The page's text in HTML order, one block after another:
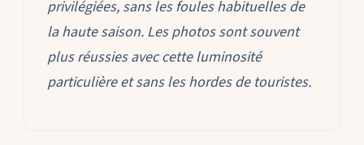
privilégiées, sans les foules habituelles de
la haute saison. Les photos sont souvent
plus réussies avec cette luminosité
particulière et sans les hordes de touristes.